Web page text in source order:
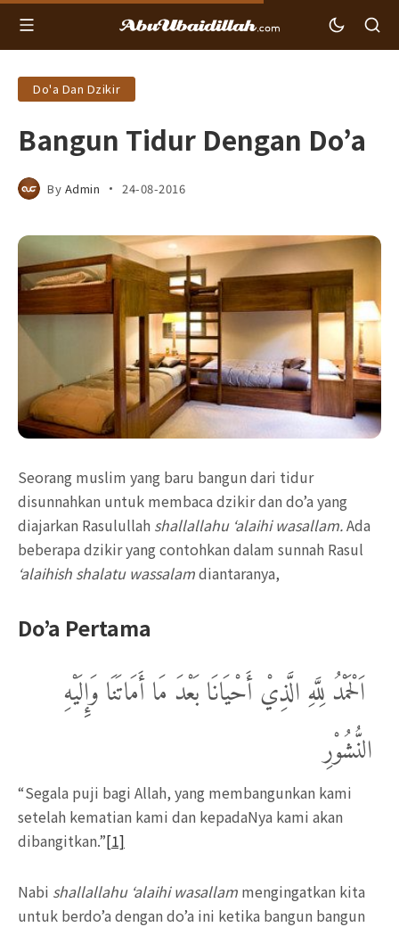
Do'a Dan Dzikir
Bangun Tidur Dengan Do’a
By Admin 24-08-2016
Seorang muslim yang baru bangun dari tidur
disunnahkan untuk membaca dzikir dan do’a yang
diajarkan Rasulullah shallallahu ‘alaihi wasallam.Ada
beberapa dzikir yang contohkan dalam sunnah Rasul
‘alaihish shalatu wassalamdiantaranya,
Do’a Pertama
اَلْحَمْدُ لِلَّهِ الَّذِيْ أَحْيَانَا بَعْدَ مَا أَمَاتَنَا وَإِلَيْهِ
النُّشُوْرِ
“Segala puji bagi Allah, yang membangunkan kami
setelah kematian kami dan kepadaNya kami akan
dibangitkan.”[1]
Nabi shallallahu ‘alaihi wasallam mengingatkan kita
untuk berdo’a dengan do’a ini ketika bangun bangun